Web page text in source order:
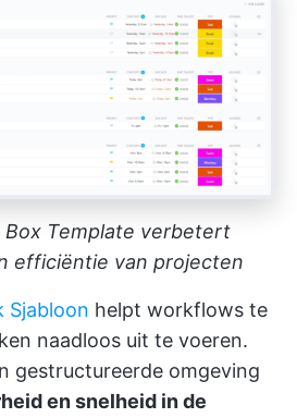
Box Template verbetert
efficiëntie van projecten
Sjabloon helpt workflows te
naadloos uit te voeren.
gestructureerde omgeving
en snelheid in de